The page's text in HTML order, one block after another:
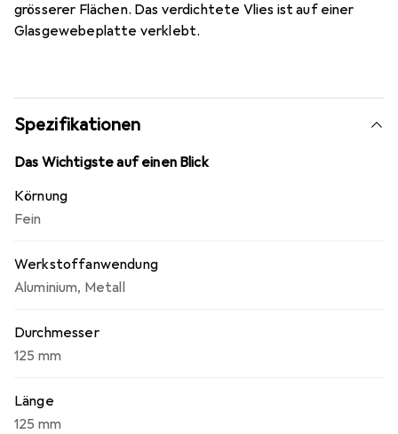
grösserer Flächen. Das verdichtete Vlies ist auf einer
Glasgewebeplatte verklebt.
Spezifikationen
Das Wichtigste auf einen Blick
Körnung
Fein
Werkstoffanwendung
Aluminium, Metall
Durchmesser
125 mm
Länge
125 mm